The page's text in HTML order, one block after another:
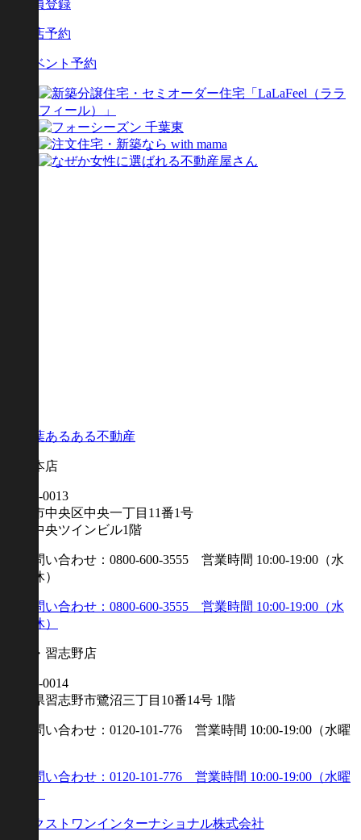
千葉本店
〒260-0013
千葉市中央区中央一丁目11番1号
千葉中央ツインビル1階
幕張・習志野店
〒275-0014
千葉県習志野市鷺沼三丁目10番14号 1階